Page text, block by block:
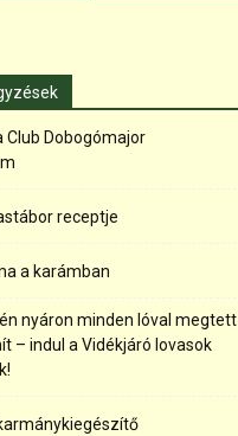
Club Dobogómajor
receptje
a karámban
nyáron minden lóval megtett
– indul a Vidékjáró lovasok